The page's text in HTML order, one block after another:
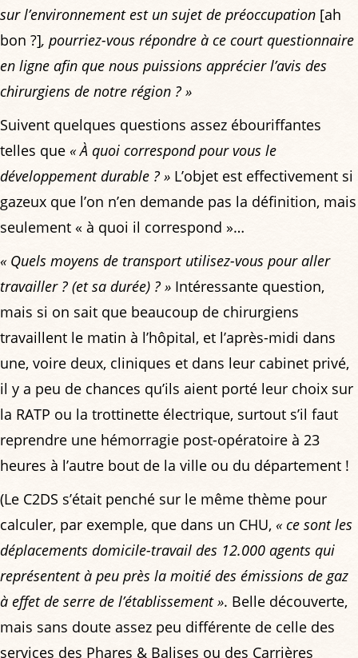
sur l’environnement est un sujet de préoccupation [ah
bon ?], pourriez-vous répondre à ce court questionnaire
en ligne afin que nous puissions apprécier l’avis des
chirurgiens de notre région ? »
Suivent quelques questions assez ébouriffantes
telles que « À quoi correspond pour vous le
développement durable ? » L’objet est effectivement si
gazeux que l’on n’en demande pas la définition, mais
seulement « à quoi il correspond »…
« Quels moyens de transport utilisez-vous pour aller
travailler ? (et sa durée) ? » Intéressante question,
mais si on sait que beaucoup de chirurgiens
travaillent le matin à l’hôpital, et l’après-midi dans
une, voire deux, cliniques et dans leur cabinet privé,
il y a peu de chances qu’ils aient porté leur choix sur
la RATP ou la trottinette électrique, surtout s’il faut
reprendre une hémorragie post-opératoire à 23
heures à l’autre bout de la ville ou du département !
(Le C2DS s’était penché sur le même thème pour
calculer, par exemple, que dans un CHU, « ce sont les
déplacements domicile-travail des 12.000 agents qui
représentent à peu près la moitié des émissions de gaz
à effet de serre de l’établissement ». Belle découverte,
mais sans doute assez peu différente de celle des
services des Phares & Balises ou des Carrières